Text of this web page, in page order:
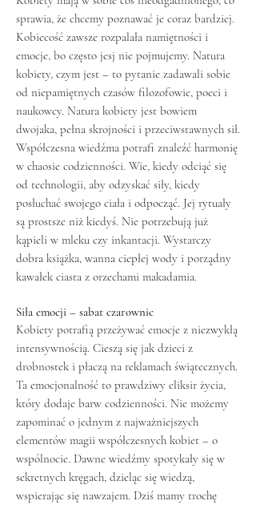
sprawia, że chcemy poznawać je coraz bardziej.
Kobiecość zawsze rozpalała namiętności i
emocje, bo często jesj nie pojmujemy. Natura
kobiety, czym jest – to pytanie zadawali sobie
od niepamiętnych czasów filozofowie, poeci i
naukowcy. Natura kobiety jest bowiem
dwojaka, pełna skrojności i przeciwstawnych sił.
Współczesna wiedźma potrafi znaleźć harmonię
w chaosie codzienności. Wie, kiedy odciąć się
od technologii, aby odzyskać siły, kiedy
posłuchać swojego ciała i odpocząć. Jej rytuały
są prostsze niż kiedyś. Nie potrzebują już
kąpieli w mleku czy inkantacji. Wystarczy
dobra książka, wanna ciepłej wody i porządny
kawałek ciasta z orzechami makadamia.
Siła emocji – sabat czarownic
Kobiety potrafią przeżywać emocje z niezwykłą
intensywnością. Cieszą się jak dzieci z
drobnostek i płaczą na reklamach świątecznych.
Ta emocjonalność to prawdziwy eliksir życia,
który dodaje barw codzienności. Nie możemy
zapominać o jednym z najważniejszych
elementów magii współczesnych kobiet – o
wspólnocie. Dawne wiedźmy spotykały się w
sekretnych kręgach, dzieląc się wiedzą,
wspierając się nawzajem. Dziś mamy trochę